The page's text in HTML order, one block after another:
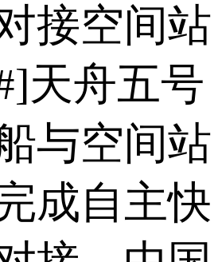
接空间站
天舟五号
与空间站
成自主快